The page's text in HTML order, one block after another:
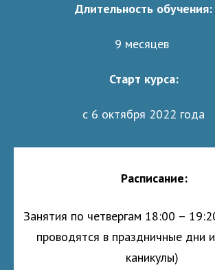
Длительность обучения:
9 месяцев
Старт курса:
с 6 октября 2022 года
Расписание:
Занятия по четвергам 18:00 –
проводятся в праздничные дни
каникулы)